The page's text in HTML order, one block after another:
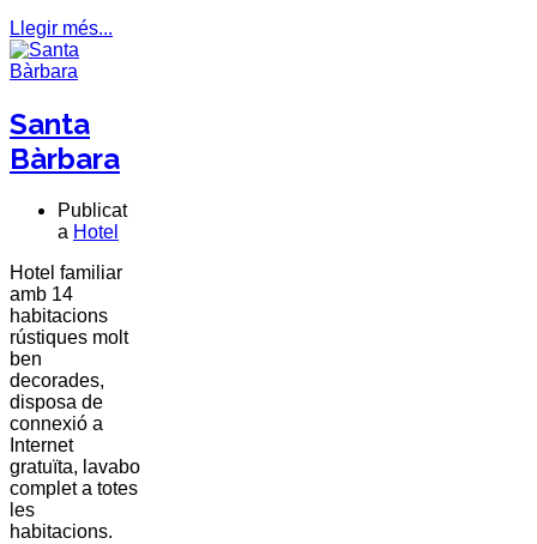
Llegir més...
Santa
Bàrbara
Publicat
a Hotel
Hotel familiar
amb 14
habitacions
rústiques molt
ben
decorades,
disposa de
connexió a
Internet
gratuïta, lavabo
complet a totes
les
habitacions.